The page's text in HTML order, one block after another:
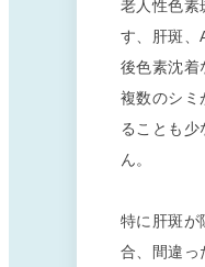
老人性色素
す、肝斑、
後色素沈着
複数のシミ
ることも
ん。
特に肝斑が
合、間違っ